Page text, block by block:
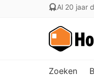
Al 20 jaar
Zoeken